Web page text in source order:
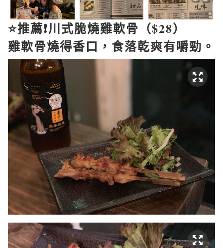
⭐️推薦❗️川式脆燒雞軟骨（$28）
雞軟骨燒得香口，食落乾爽有嚼勁。